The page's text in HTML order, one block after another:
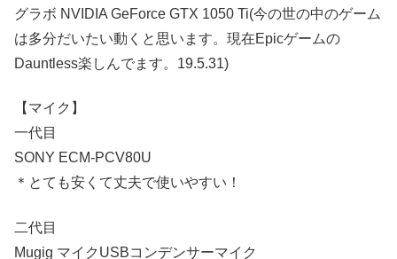
グラボ NVIDIA GeForce GTX 1050 Ti(今の世の中のゲーム
は多分だいたい動くと思います。現在Epicゲームの
Dauntless楽しんでます。19.5.31)
【マイク】
一代目
SONY ECM-PCV80U
＊とても安くて丈夫で使いやすい！
二代目
Mugig マイクUSBコンデンサーマイク